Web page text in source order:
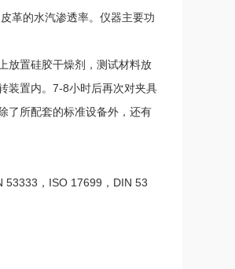
革的水汽渗透率。仪器主要功
放置硅胶干燥剂，测试材料放
装置内。7-8小时后再次对夹具
了所配套的标准设备外，还有
53333，ISO 17699，DIN 53